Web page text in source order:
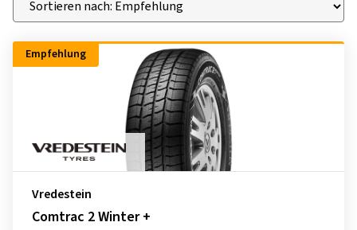
Empfehlung
Vredestein
Comtrac 2 Winter +